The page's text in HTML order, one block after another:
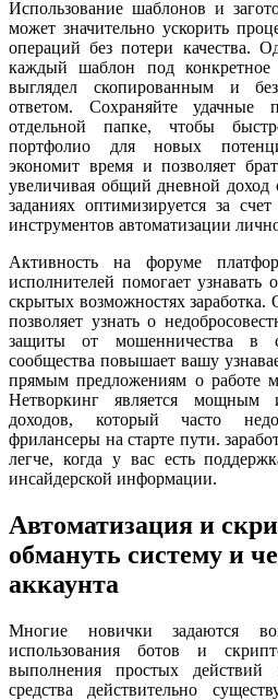
Использование шаблонов и
может значительно ускорить
операций без потери качества.
каждый шаблон под конкретное
выглядел скопированным и
ответом. Сохраняйте
отдельной папке, чтобы
портфолио для новых
экономит время и позволяет
увеличивая общий дневной доход
заданиях оптимизируется за
инструментов автоматизации
Активность на форуме
исполнителей помогает
скрытых возможностях
позволяет узнать о
защиты от мошенничества в
сообщества повышает вашу
прямым предложениям о работе
Нетворкинг является мощным
доходов, который часто
фрилансеры на старте пути.
легче, когда у вас есть
инсайдерской информации.
Автоматизация и
обмануть систему и
аккаунта
Многие новички задаются
использования ботов и
выполнения простых действий
средства действительно